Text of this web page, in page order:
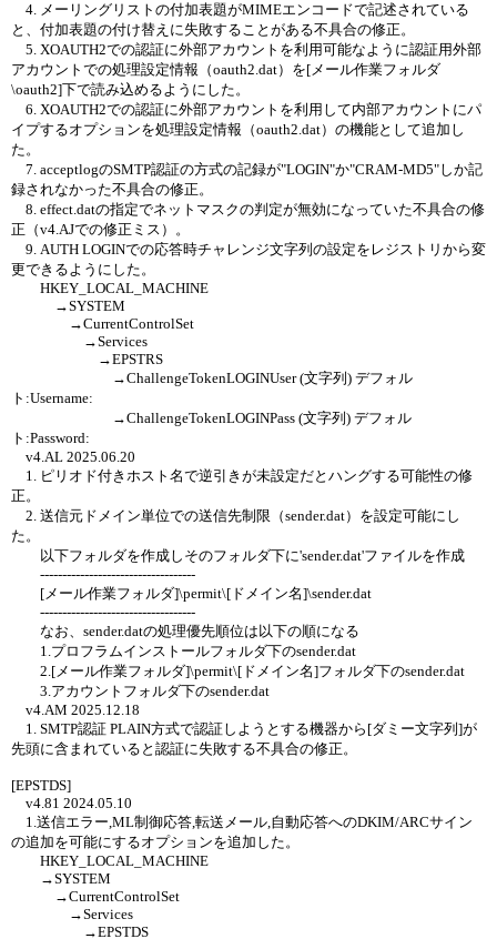
4. メーリングリストの付加表題がMIMEエンコードで記述されている
と、付加表題の付け替えに失敗することがある不具合の修正。
5. XOAUTH2での認証に外部アカウントを利用可能なように認証用外部
アカウントでの処理設定情報（oauth2.dat）を[メール作業フォルダ
\oauth2]下で読み込めるようにした。
6. XOAUTH2での認証に外部アカウントを利用して内部アカウントにパ
イプするオプションを処理設定情報（oauth2.dat）の機能として追加し
た。
7. acceptlogのSMTP認証の方式の記録が"LOGIN"か"CRAM-MD5"しか記
録されなかった不具合の修正。
8. effect.datの指定でネットマスクの判定が無効になっていた不具合の修
正（v4.AJでの修正ミス）。
9. AUTH LOGINでの応答時チャレンジ文字列の設定をレジストリから変
更できるようにした。
HKEY_LOCAL_MACHINE
→SYSTEM
→CurrentControlSet
→Services
→EPSTRS
→ChallengeTokenLOGINUser (文字列) デフォル
ト:Username:
→ChallengeTokenLOGINPass (文字列) デフォル
ト:Password:
v4.AL 2025.06.20
1. ピリオド付きホスト名で逆引きが未設定だとハングする可能性の修
正。
2. 送信元ドメイン単位での送信先制限（sender.dat）を設定可能にし
た。
以下フォルダを作成しそのフォルダ下に'sender.dat'ファイルを作成
-----------------------------------
[メール作業フォルダ]\permit\[ドメイン名]\sender.dat
-----------------------------------
なお、sender.datの処理優先順位は以下の順になる
1.プロフラムインストールフォルダ下のsender.dat
2.[メール作業フォルダ]\permit\[ドメイン名]フォルダ下のsender.dat
3.アカウントフォルダ下のsender.dat
v4.AM 2025.12.18
1. SMTP認証 PLAIN方式で認証しようとする機器から[ダミー文字列]が
先頭に含まれていると認証に失敗する不具合の修正。
[EPSTDS]
v4.81 2024.05.10
1.送信エラー,ML制御応答,転送メール,自動応答へのDKIM/ARCサイン
の追加を可能にするオプションを追加した。
HKEY_LOCAL_MACHINE
→SYSTEM
→CurrentControlSet
→Services
→EPSTDS